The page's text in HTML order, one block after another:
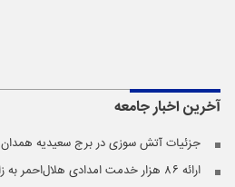
آخرین اخبارجامعه
جزئیات آتش سوزی در برج سعیدیه همدان
ارائه ۸۶ هزار خدمت امدادی هلال‌احمر به زائران اربعین در ۱۷ روز